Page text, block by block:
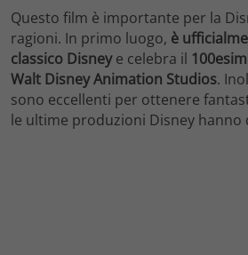
Questo film è importante per la
ragioni. In primo luogo, è
classico Disneye celebra il
Walt Disney Animation Studios.
sono eccellenti per ottenere
le ultime produzioni Disney hanno